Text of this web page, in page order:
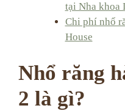
tại Nha khoa
Chi phí nhổ
House
Nhổ răng
2 là gì?